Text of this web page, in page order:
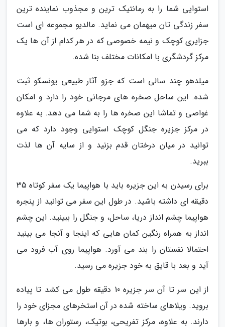
استوایی شما را به رمانتیک ترین و مجذوب نماینده ترین
سفر زندگی تان میهمان می نماید. مالدیو مجموعه ای است
جزایری کوچک و نیمه خصوصی که در هر کدام از آن ها یک
مرکز گردشگری با امکانات مختلف بنا شده.
میلدهو چند سالی است که جزو آثار طبیعی یونسکو ثبت
شده. این ساحل صخره های مرجانی خود را دارد و امکان
غواصی و تماشا این صخره ها را به شما می دهد. به علاوه
در مرکز جزیره جنگل کوچک استوایی وجود دارد که می
توانید در میان درختان قدم بزنید و از سایه آن ها لذت
ببرید.
برای رسیدن به این جزیره باید با هواپیما یک سفر کوتاه 35
دقیقه ای داشته باشید. در طول این سفر می توانید از پنجره
هواپیما چشم انداز دریا، ساحل، و جنگل را ببینید. این چشم
انداز به همراه رنگین کمان هایی که اینجا و آنجا می بینید
احتمالا نفستان را بند می آورد. هواپیما روی آب فرود می
آید و بعد با قایق به خود جزیره می رسید.
از این سر تا آن سر جزیره 10 دقیقه طول می کشد تا پیاده
بروید. ویلاهای ساخته شده در آن استخرهای مجزای خود را
دارند. به علاوه، مرکز تفریحی، بوتیک، رستوران ها، و بارها